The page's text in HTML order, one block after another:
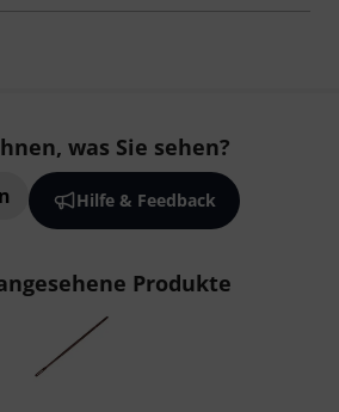
was Sie sehen?
Hilfe & Feedback
Produkte